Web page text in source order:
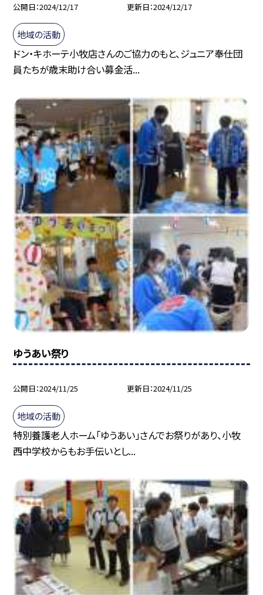
公開日 2024/12/17 更新日 2024/12/17
地域の活動
ドン・キホーテ小牧店さんのご協力のもと、ジュニア奉仕団
員たちが歳末助け合い募金活...
ゆうあい祭り
公開日 2024/11/25 更新日 2024/11/25
地域の活動
特別養護老人ホーム「ゆうあい」さんでお祭りがあり、小牧
西中学校からもお手伝いとし...